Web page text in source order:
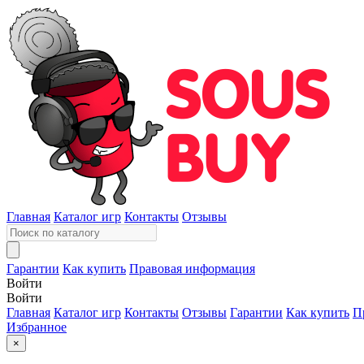
Главная Каталог игр Контакты Отзывы
Гарантии Как купить Правовая информация
Войти
Войти
Главная Каталог игр Контакты Отзывы Гарантии Как купить
Избранное
×